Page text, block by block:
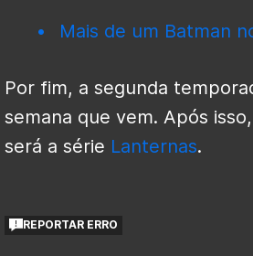
Mais de um Batman
Por fim, a segunda
semana que vem. Após
será a série Lanternas.
REPORTAR ERRO